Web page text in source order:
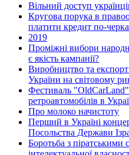
Вільний доступ
Кругова порука в
платити кредит по-
2019
Проміжні вибори
є якість кампанії?
Виробництво та експорт
України на світовому
Фестиваль
ретроавтомобілів в
Про молоко начистоту
Перший в Україні
Посольства Держави
Боротьба з піратськими